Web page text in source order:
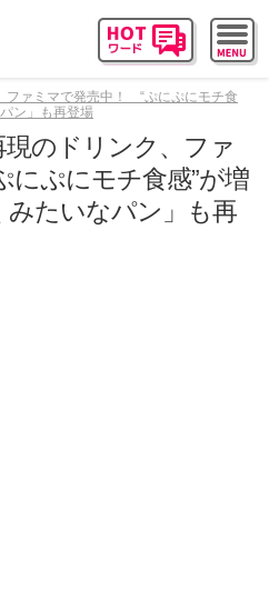
ファミマで発売中！ “ぷにぷにモチ食
ン」も再登場
現のドリンク、ファ
ぷにモチ食感”が増
みたいなパン」も再